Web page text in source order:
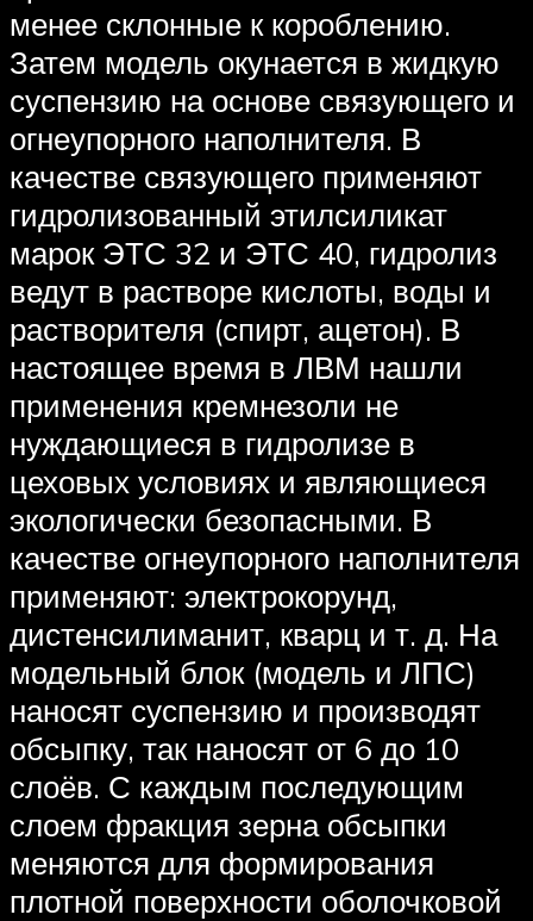
менее склонные к короблению.
Затем модель окунается в жидкую
суспензию на основе связующего и
огнеупорного наполнителя. В
качестве связующего применяют
гидролизованный этилсиликат
марок ЭТС 32 и ЭТС 40, гидролиз
ведут в растворе кислоты, воды и
растворителя (спирт, ацетон). В
настоящее время в ЛВМ нашли
применения кремнезоли не
нуждающиеся в гидролизе в
цеховых условиях и являющиеся
экологически безопасными. В
качестве огнеупорного наполнителя
применяют: электрокорунд,
дистенсилиманит, кварц и т. д. На
модельный блок (модель и ЛПС)
наносят суспензию и производят
обсыпку, так наносят от 6 до 10
слоёв. С каждым последующим
слоем фракция зерна обсыпки
меняются для формирования
плотной поверхности оболочковой